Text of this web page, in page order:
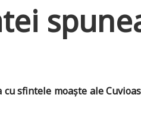
sfintele moaşte ale